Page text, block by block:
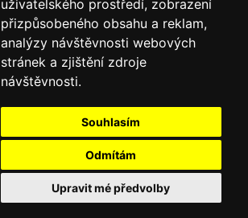
uživatelského prostředí, zobrazení
přizpůsobeného obsahu a reklam,
analýzy návštěvnosti webových
stránek a zjištění zdroje
návštěvnosti.
Souhlasím
Odmítám
Upravit mé předvolby